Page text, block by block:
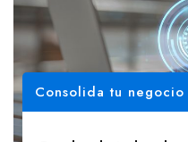
Consolida tu negocio